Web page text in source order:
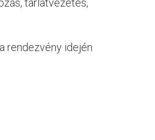
tárlatvezetés,
rendezvény idején